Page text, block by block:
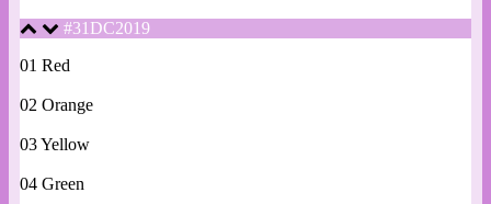
#31DC2019
01 Red
02 Orange
03 Yellow
04 Green